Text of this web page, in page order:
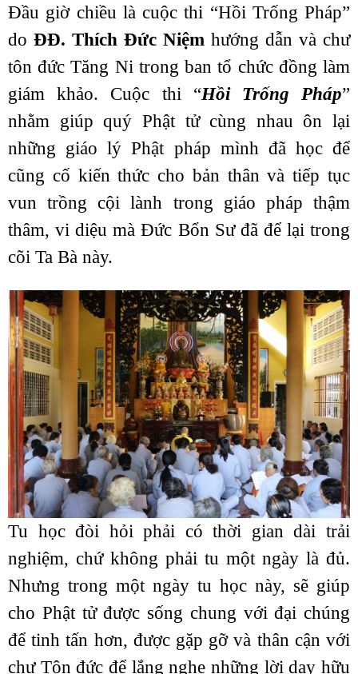
Đầu giờ chiều là cuộc thi “Hồi Trống Pháp”
do ĐĐ. Thích Đức Niệm hướng dẫn và chư
tôn đức Tăng Ni trong ban tổ chức đồng làm
giám khảo. Cuộc thi “Hồi Trống Pháp”
nhằm giúp quý Phật tử cùng nhau ôn lại
những giáo lý Phật pháp mình đã học để
cũng cố kiến thức cho bản thân và tiếp tục
vun trồng cội lành trong giáo pháp thậm
thâm, vi diệu mà Đức Bổn Sư đã để lại trong
cõi Ta Bà này.
Tu học đòi hỏi phải có thời gian dài trải
nghiệm, chứ không phải tu một ngày là đủ.
Nhưng trong một ngày tu học này, sẽ giúp
cho Phật tử được sống chung với đại chúng
để tinh tấn hơn, được gặp gỡ và thân cận với
chư Tôn đức để lắng nghe những lời dạy hữu